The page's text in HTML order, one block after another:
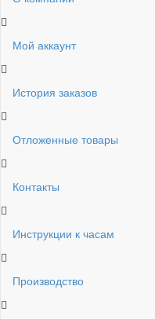
Мой аккаунт
История заказов
Отложенные товары
Контакты
Инструкции к часам
Производство